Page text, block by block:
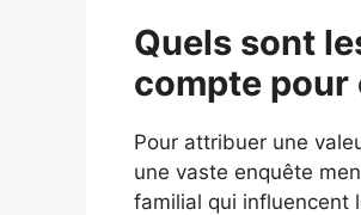
Quels sont
compte pour
Pour attribuer une
une vaste enquête
familial qui influencent